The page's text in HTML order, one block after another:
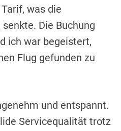
was die
Die Buchung
ich war begeistert,
Flug gefunden zu
und entspannt.
Servicequalität trotz